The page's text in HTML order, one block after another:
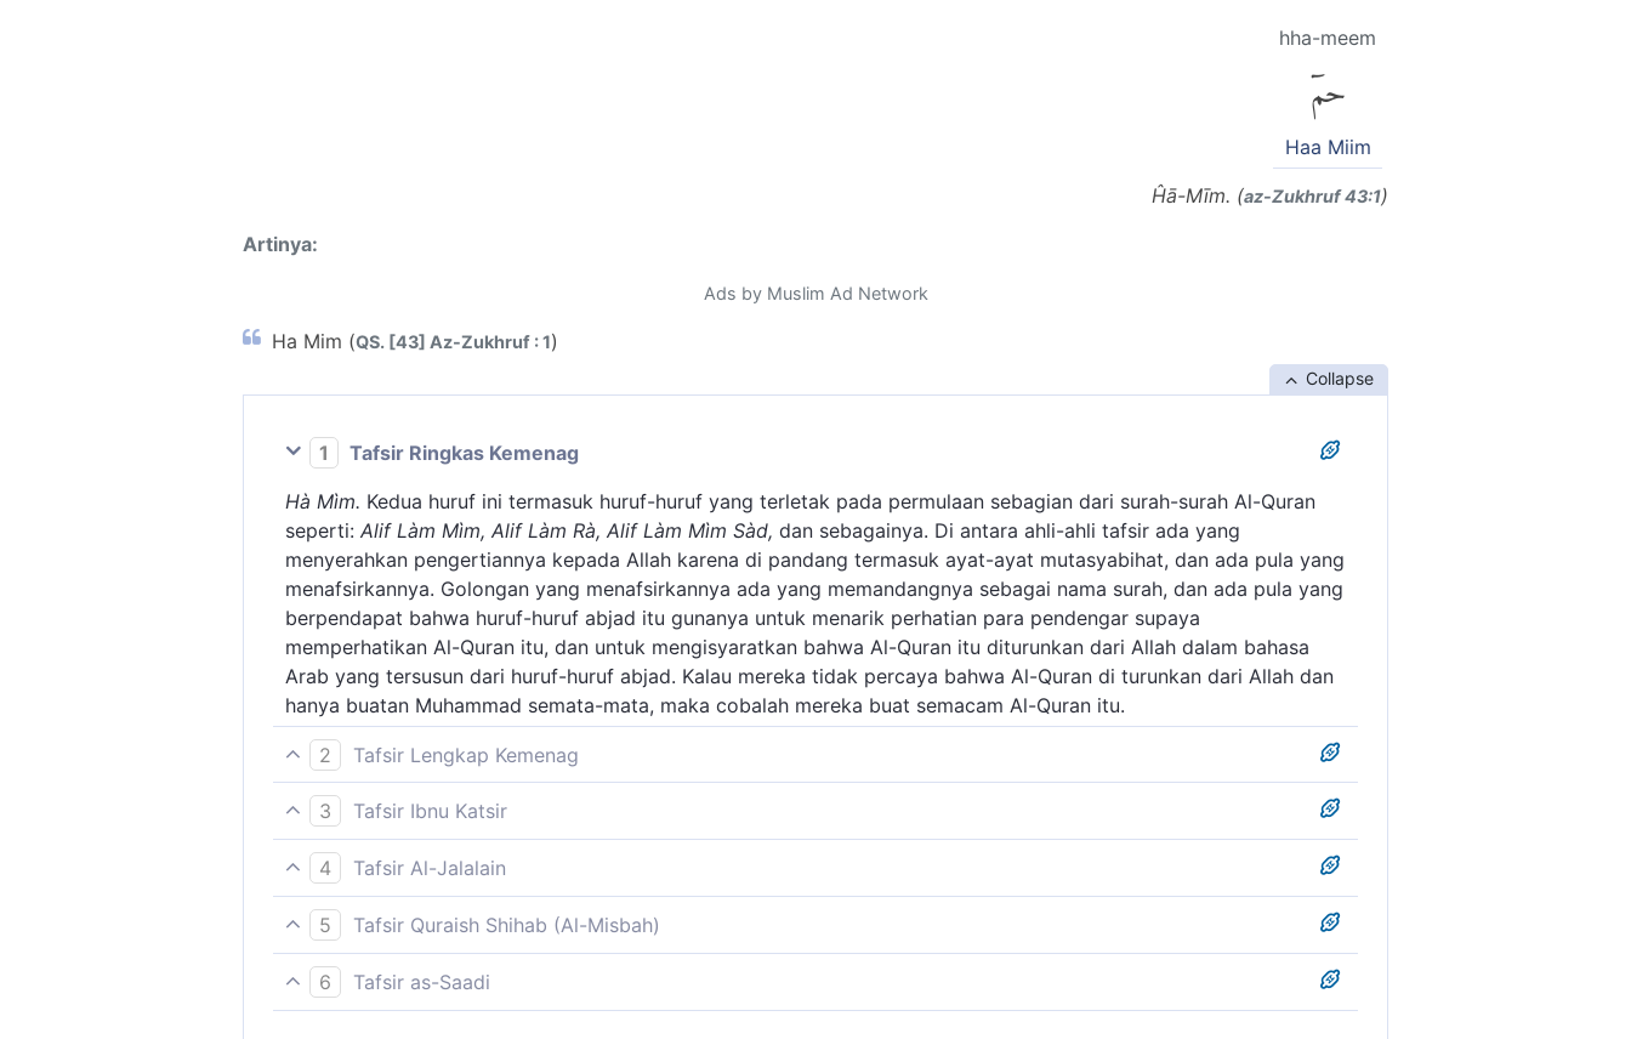
hha-meem
حمٓ
Haa Miim
Ĥā-Mīm. (az-Zukhruf 43:1)
Artinya:
Ads by Muslim Ad Network
Ha Mim (QS. [43] Az-Zukhruf : 1)
Collapse
1
Tafsir Ringkas Kemenag
Hà Mìm. Kedua huruf ini termasuk huruf-huruf yang terletak pada permulaan sebagian dari surah-surah Al-Quran
seperti: Alif Làm Mìm, Alif Làm Rà, Alif Làm Mìm Sàd, dan sebagainya. Di antara ahli-ahli tafsir ada yang
menyerahkan pengertiannya kepada Allah karena di pandang termasuk ayat-ayat mutasyabihat, dan ada pula yang
menafsirkannya. Golongan yang menafsirkannya ada yang memandangnya sebagai nama surah, dan ada pula yang
berpendapat bahwa huruf-huruf abjad itu gunanya untuk menarik perhatian para pendengar supaya
memperhatikan Al-Quran itu, dan untuk mengisyaratkan bahwa Al-Quran itu diturunkan dari Allah dalam bahasa
Arab yang tersusun dari huruf-huruf abjad. Kalau mereka tidak percaya bahwa Al-Quran di turunkan dari Allah dan
hanya buatan Muhammad semata-mata, maka cobalah mereka buat semacam Al-Quran itu.
2
Tafsir Lengkap Kemenag
Permulaan ayat ini terdiri dari huruf-huruf hijaiah, sebagaimana terdapat pada permulaan beberapa surah lainnya.
Para ahli tafsir berbeda pendapat tentang maksud huruf-huruf itu. Selanjutnya silakan menelaah masalah ini pada
"Al-Qur'an dan Tafsirnya" jilid I yaitu tafsir ayat pertama Surah al-Baqarah."
3
Tafsir Ibnu Katsir
Penjelasan mengenai huruf-huruf yang terdapat pada awal surah telah dijelaskan pada surah Al Baqarah ayat 1.
4
Tafsir Al-Jalalain
(Ha Mim) hanya Allah sajalah yang mengetahui arti dan maksudnya.
5
Tafsir Quraish Shihab (Al-Misbah)
[[43 ~ AZ-ZUKHRUF (PERHIASAN) Pendahuluan: Makkiyyah, 89 ayat ~ Surat ini diawali dengan dua huruf eja
seperti gaya al-Qur'ân dalam mengawali beberapa surat lainnya. Disebutkan, setelah itu, mengenai al-Qur'ân dan
6
Tafsir as-Saadi